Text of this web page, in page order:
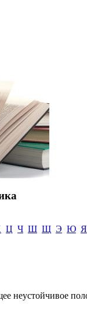
Ц Ч Ш Щ Э Ю Я
неустойчивое